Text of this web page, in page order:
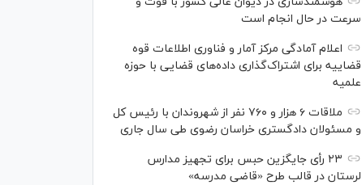
سرعت در حال انجام است
اعلام آمادگی مرکز آمار و فناوری اطلاعات قوه
قضاییه برای اشتراک‌گذاری داده‌های قضایی با حوزه
علمیه
ملاقات ۶ هزار و ۷۶۰ نفر از شهروندان با رئیس کل
و مسئولان دادگستری خراسان رضوی طی سال جاری
۲۳ رأی جایگزین حبس برای تجهیز مدارس
لرستان در قالب طرح «قاضی مدرسه»